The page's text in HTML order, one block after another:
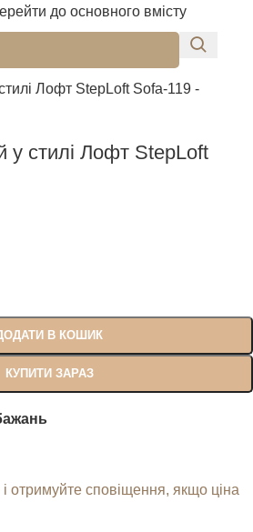
до основного вмісту
у стилі Лофт StepLoft
В КОШИК
КУПИТИ ЗАРАЗ
отримуйте сповіщення, якщо ціна